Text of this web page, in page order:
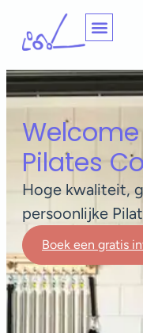
Pilates
Hoge kwaliteit,
persoonlijke
Boek een gratis